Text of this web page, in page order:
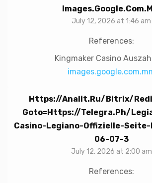
July 12, 2026 at 1:46 am
References:
Kingmaker Casino
Https://analit.ru/bitrix/
Goto=https://telegra.ph/
Casino-Legiano-Offizielle-
06-07-3
July 12, 2026 at 2:00 am
References: